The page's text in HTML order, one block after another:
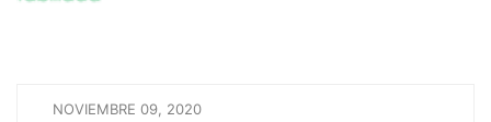
NOVIEMBRE 09, 2020